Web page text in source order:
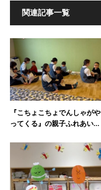
関連記事一覧
『こちょこちょでんしゃがや
ってくる』の親子ふれあい...